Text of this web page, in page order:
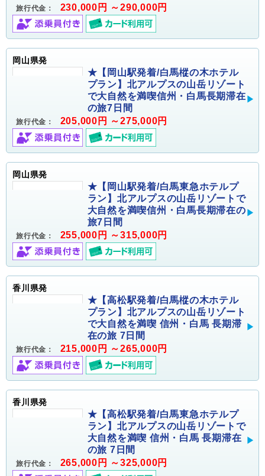
旅行代金： 230,000円 ～290,000円
岡山県発
★【岡山駅発着/白馬樅の木ホテル
プラン】北アルプスの山岳リゾート
で大自然を満喫信州・白馬長期滞在
の旅7日間
旅行代金： 205,000円 ～275,000円
岡山県発
★【岡山駅発着/白馬東急ホテルプ
ラン】北アルプスの山岳リゾートで
大自然を満喫信州・白馬長期滞在の
旅7日間
旅行代金： 255,000円 ～315,000円
香川県発
★【高松駅発着/白馬樅の木ホテル
プラン】北アルプスの山岳リゾート
で大自然を満喫 信州・白馬 長期滞
在の旅 7日間
旅行代金： 215,000円 ～265,000円
香川県発
★【高松駅発着/白馬東急ホテルプ
ラン】北アルプスの山岳リゾートで
大自然を満喫 信州・白馬 長期滞在
の旅 7日間
旅行代金： 265,000円 ～325,000円